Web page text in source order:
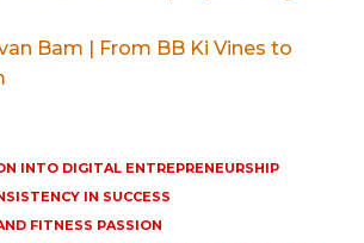
Bam | From BB Ki Vines to
INTO DIGITAL ENTREPRENEURSHIP
IN SUCCESS
FITNESS PASSION